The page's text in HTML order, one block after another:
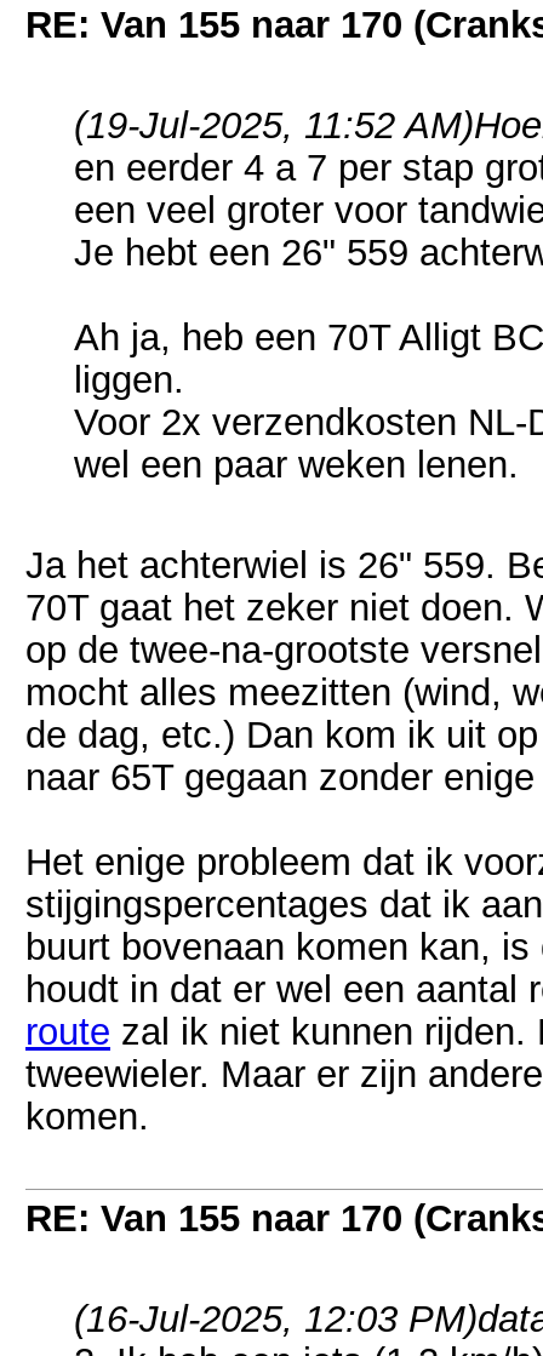
RE: Van 155 naar 170
(19-Jul-2025, 11:52 AM)
en eerder 4 a 7 per stap
een veel groter voor
Je hebt een 26" 559
Ah ja, heb een 70T Alligt
liggen.
Voor 2x verzendkosten
wel een paar weken lenen.
Ja het achterwiel is 26" 559.
70T gaat het zeker niet doen.
op de twee-na-grootste
mocht alles meezitten (wind,
de dag, etc.) Dan kom ik uit
naar 65T gegaan zonder
Het enige probleem dat ik
stijgingspercentages dat ik
buurt bovenaan komen kan,
houdt in dat er wel een
route zal ik niet kunnen
tweewieler. Maar er zijn
komen.
RE: Van 155 naar 170
(16-Jul-2025, 12:03 PM)